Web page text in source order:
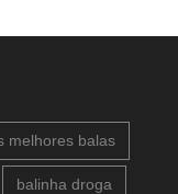
melhores balas
balinha droga